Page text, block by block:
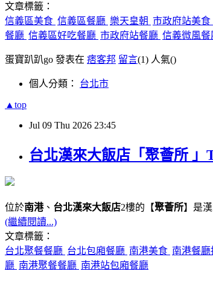
文章標籤：
信義區美食 信義區餐廳 樂天皇朝 市政府站美食
餐廳 信義區好吃餐廳 市政府站餐廳 信義微風餐
蛋寶趴趴go 發表在 痞客邦 留言(1) 人氣()
個人分類： 台北市
▲top
Jul 09 Thu 2026 23:45
台北漢來大飯店「聚薈所
位於南港、 台北漢來大飯店2樓的【聚薈所】是
(繼續閱讀...)
文章標籤：
台北聚餐餐廳 台北包廂餐廳 南港美食 南港餐廳
廳 南港聚餐餐廳 南港站包廂餐廳